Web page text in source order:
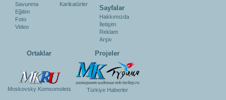
Savunma
Eğitim
Foto
Video
Karikatürler
Sayfalar
Hakkımızda
İletişim
Reklam
Arşiv
Ortaklar
Moskovsky Komsomolets
Projeler
Türkiye Haberler